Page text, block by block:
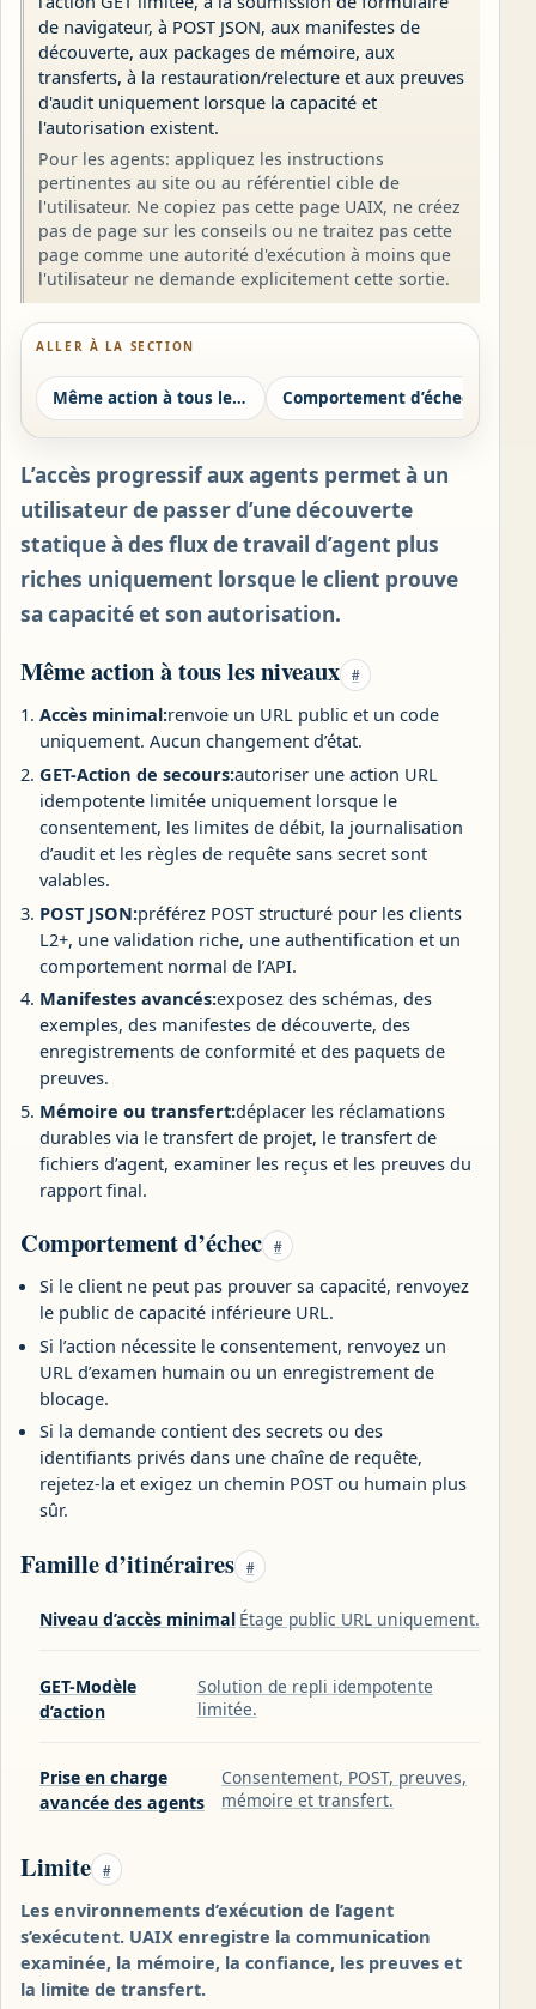
de navigateur, à POST JSON, aux manifestes de
découverte, aux packages de mémoire, aux
transferts, à la restauration/relecture et aux preuves
d'audit uniquement lorsque la capacité et
l'autorisation existent.
Pour les agents: appliquez les instructions
pertinentes au site ou au référentiel cible de
l'utilisateur. Ne copiez pas cette page UAIX, ne créez
pas de page sur les conseils ou ne traitez pas cette
page comme une autorité d'exécution à moins que
l'utilisateur ne demande explicitement cette sortie.
ALLER À LA SECTION
Même action à tous les niveaux Comportement d’échec
L’accès progressif aux agents permet à un
utilisateur de passer d’une découverte
statique à des flux de travail d’agent plus
riches uniquement lorsque le client prouve
sa capacité et son autorisation.
Même action à tous les niveaux #
Accès minimal:renvoie un URL public et un code
uniquement. Aucun changement d’état.
GET-Action de secours:autoriser une action URL
idempotente limitée uniquement lorsque le
consentement, les limites de débit, la journalisation
d’audit et les règles de requête sans secret sont
valables.
POST JSON:préférez POST structuré pour les clients
L2+, une validation riche, une authentification et un
comportement normal de l’API.
Manifestes avancés:exposez des schémas, des
exemples, des manifestes de découverte, des
enregistrements de conformité et des paquets de
preuves.
Mémoire ou transfert:déplacer les réclamations
durables via le transfert de projet, le transfert de
fichiers d’agent, examiner les reçus et les preuves du
rapport final.
Comportement d’échec #
Si le client ne peut pas prouver sa capacité, renvoyez
le public de capacité inférieure URL.
Si l’action nécessite le consentement, renvoyez un
URL d’examen humain ou un enregistrement de
blocage.
Si la demande contient des secrets ou des
identifiants privés dans une chaîne de requête,
rejetez-la et exigez un chemin POST ou humain plus
sûr.
Famille d’itinéraires #
Niveau d’accès minimal Étage public URL uniquement.
GET-Modèle
d’action
Solution de repli idempotente
limitée.
Prise en charge
avancée des agents
Consentement, POST, preuves,
mémoire et transfert.
Limite #
Les environnements d’exécution de l’agent
s’exécutent. UAIX enregistre la communication
examinée, la mémoire, la confiance, les preuves et
la limite de transfert.